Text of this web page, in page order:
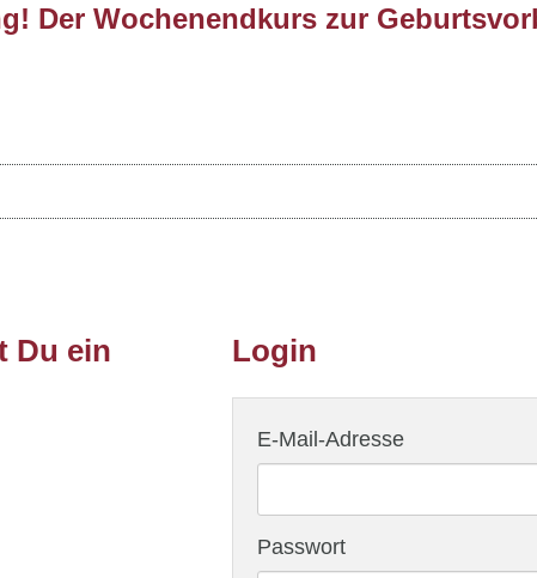
Der Wochenendkurs zur
Du ein
Login
E-Mail-Adresse
Passwort